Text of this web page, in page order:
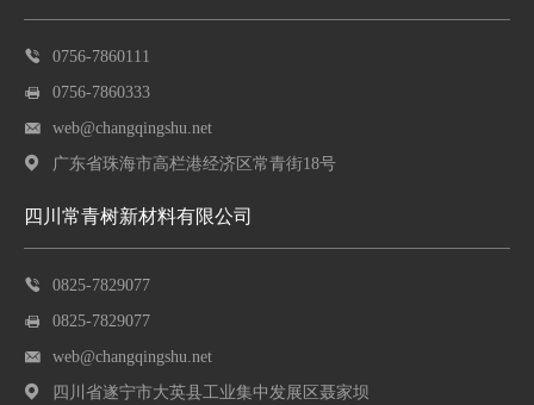
0756-7860111
0756-7860333
web@changqingshu.net
广东省珠海市高栏港经济区常青街18号
四川常青树新材料有限公司
0825-7829077
0825-7829077
web@changqingshu.net
四川省遂宁市大英县工业集中发展区聂家坝